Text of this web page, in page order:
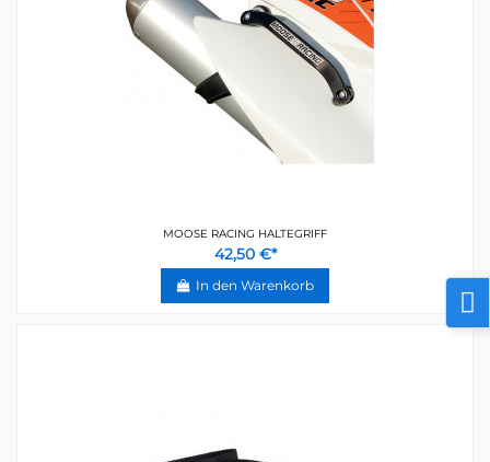
MOOSE RACING HALTEGRIFF
42,50 €*
In den Warenkorb